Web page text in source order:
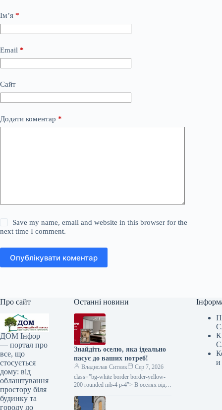
Ім’я *
Email *
Сайт
Додати коментар *
Save my name, email and website in this browser for the
next time I comment.
Опублікувати коментар
Про сайт
ДОМ Інфор
— портал про
все, що
стосується
дому: від
облаштування
простору біля
будинку та
городу до
Останні новини
Знайдіть оселю, яка ідеально
пасує до ваших потреб!
Владислав Ситник
Сер 7, 2026
class=”bg-white border border-yellow-
200 rounded mb-4 p-4″> В оселях від
асортимент варіантів помешкань — від
и